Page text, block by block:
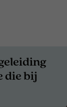
die bij